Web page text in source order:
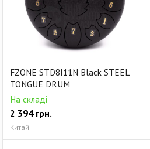
FZONE STD8I11N Black STEEL
TONGUE DRUM
На складі
2 394грн.
Китай